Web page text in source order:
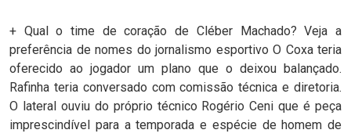
+ Qual o time de coração de Cléber Machado? Veja a
preferência de nomes do jornalismo esportivo O Coxa teria
oferecido ao jogador um plano que o deixou balançado.
Rafinha teria conversado com comissão técnica e diretoria.
O lateral ouviu do próprio técnico Rogério Ceni que é peça
imprescindível para a temporada e espécie de homem de